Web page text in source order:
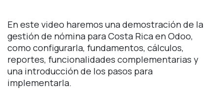
En este video haremos una demostración de la
gestión de nómina para Costa Rica en Odoo,
como configurarla, fundamentos, cálculos,
reportes, funcionalidades complementarias y
una introducción de los pasos para
implementarla.